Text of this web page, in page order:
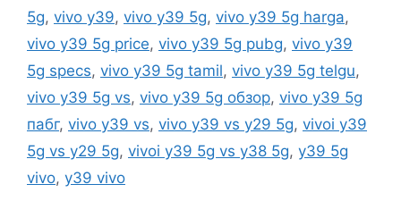
5g, vivo y39, vivo y39 5g, vivo y39 5g harga,
vivo y39 5g price, vivo y39 5g pubg, vivo y39
5g specs, vivo y39 5g tamil, vivo y39 5g telgu,
vivo y39 5g vs, vivo y39 5g обзор, vivo y39 5g
пабг, vivo y39 vs, vivo y39 vs y29 5g, vivoi y39
5g vs y29 5g, vivoi y39 5g vs y38 5g, y39 5g
vivo, y39 vivo